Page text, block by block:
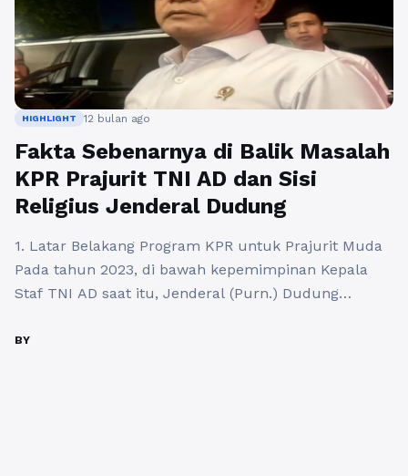
HIGHLIGHT 12 bulan ago
Fakta Sebenarnya di Balik Masalah
KPR Prajurit TNI AD dan Sisi
Religius Jenderal Dudung
1. Latar Belakang Program KPR untuk Prajurit Muda
Pada tahun 2023, di bawah kepemimpinan Kepala
Staf TNI AD saat itu, Jenderal (Purn.) Dudung
mewajibkan prajurit angkatan 2021–2023 mengikuti
BY